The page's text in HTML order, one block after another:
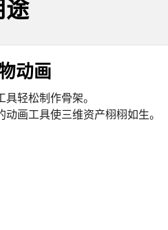
动画
轻松制作骨架。
画工具使三维资产栩栩如生。